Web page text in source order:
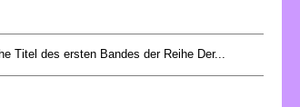
Titel des ersten Bandes der Reihe Der...